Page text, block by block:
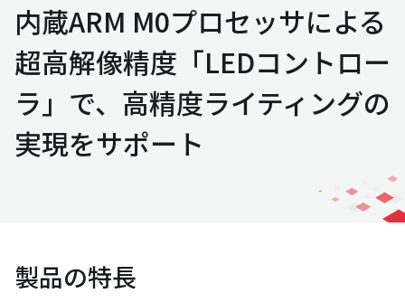
内蔵ARM M0プロセッサによる
超高解像精度「LEDコントロー
ラ」で、高精度ライティングの
実現をサポート
製品の特長